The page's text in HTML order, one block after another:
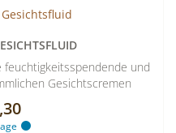
und
Gesichtscremen